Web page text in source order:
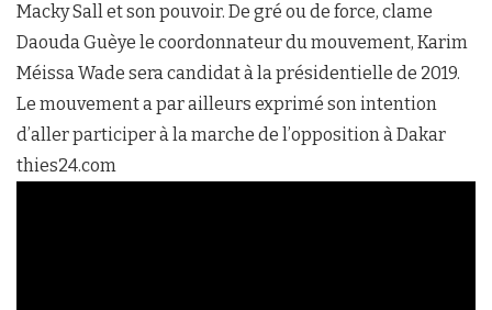
Macky Sall et son pouvoir. De gré ou de force, clame
Daouda Guèye le coordonnateur du mouvement, Karim
Méissa Wade sera candidat à la présidentielle de 2019.
Le mouvement a par ailleurs exprimé son intention
d’aller participer à la marche de l’opposition à Dakar
thies24.com